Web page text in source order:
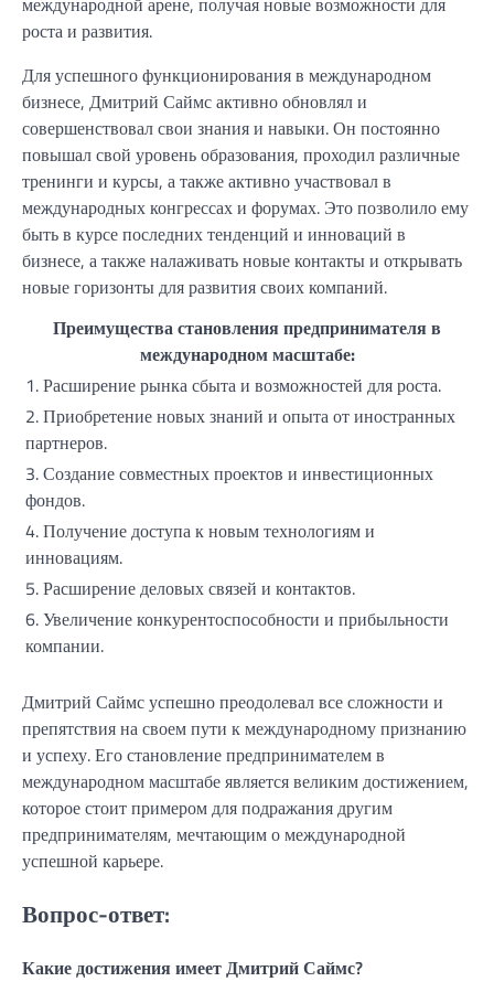
роста и развития.
Для успешного функционирования в международном
бизнесе, Дмитрий Саймс активно обновлял и
совершенствовал свои знания и навыки. Он постоянно
повышал свой уровень образования, проходил различные
тренинги и курсы, а также активно участвовал в
международных конгрессах и форумах. Это позволило ему
быть в курсе последних тенденций и инноваций в
бизнесе, а также налаживать новые контакты и открывать
новые горизонты для развития своих компаний.
Преимущества становления предпринимателя в
международном масштабе:
1. Расширение рынка сбыта и возможностей для роста.
2. Приобретение новых знаний и опыта от иностранных
партнеров.
3. Создание совместных проектов и инвестиционных
фондов.
4. Получение доступа к новым технологиям и
инновациям.
5. Расширение деловых связей и контактов.
6. Увеличение конкурентоспособности и прибыльности
компании.
Дмитрий Саймс успешно преодолевал все сложности и
препятствия на своем пути к международному признанию
и успеху. Его становление предпринимателем в
международном масштабе является великим достижением,
которое стоит примером для подражания другим
предпринимателям, мечтающим о международной
успешной карьере.
Вопрос-ответ:
Какие достижения имеет Дмитрий Саймс?